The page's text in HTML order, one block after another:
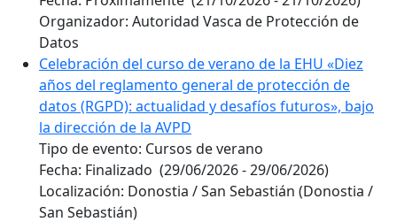
Organizador: Autoridad Vasca de Protección de
Datos
Celebración del curso de verano de la EHU «Diez
años del reglamento general de protección de
datos (RGPD): actualidad y desafíos futuros», bajo
la dirección de la AVPD
Tipo de evento: Cursos de verano
Fecha: Finalizado (29/06/2026 - 29/06/2026)
Localización: Donostia / San Sebastián (Donostia /
San Sebastián)